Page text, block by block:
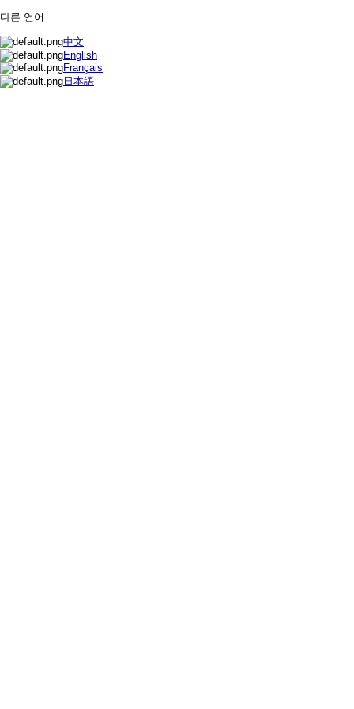
다른 언어
中文
English
Français
日本語